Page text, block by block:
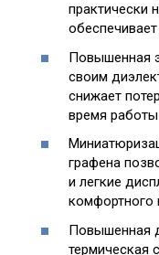
практически
Повышенная
своим
снижает
время
графена
и легкие
комфортного
Повышенная
термическая